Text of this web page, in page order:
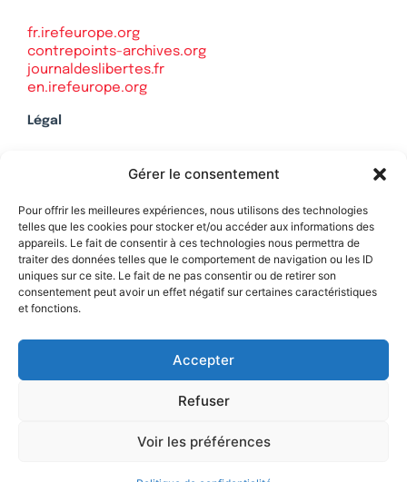
Gérer le consentement
Pour offrir les meilleures expériences, nous utilisons des technologies
telles que les cookies pour stocker et/ou accéder aux informations des
appareils. Le fait de consentir à ces technologies nous permettra de
traiter des données telles que le comportement de navigation ou les ID
uniques sur ce site. Le fait de ne pas consentir ou de retirer son
consentement peut avoir un effet négatif sur certaines caractéristiques
et fonctions.
Accepter
Refuser
Voir les préférences
fr.irefeurope.org
contrepoints-archives.org
journaldeslibertes.fr
en.irefeurope.org
Légal
Politique de confidentialité
Contact
Soutenez Contrepoints